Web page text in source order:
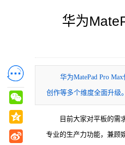
华为
华为MatePad Pro
创作等多个维度全面升级。
目前大家对平板的需
专业的生产力功能，兼顾